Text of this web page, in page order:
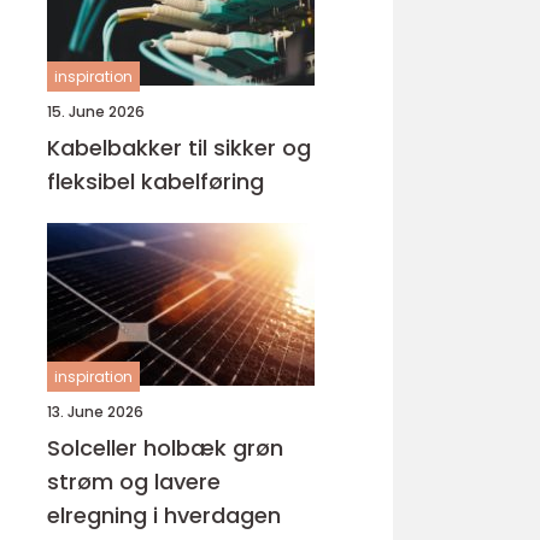
inspiration
15. June 2026
Kabelbakker til sikker og
fleksibel kabelføring
inspiration
13. June 2026
Solceller holbæk grøn
strøm og lavere
elregning i hverdagen